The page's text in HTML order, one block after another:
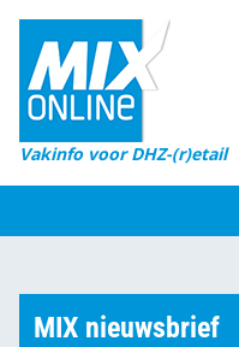
Vakinfo voor DHZ-(r)etail
Home
Magazines
DHZ Sessie
Marktcijfers
MIX nieuwsbrief